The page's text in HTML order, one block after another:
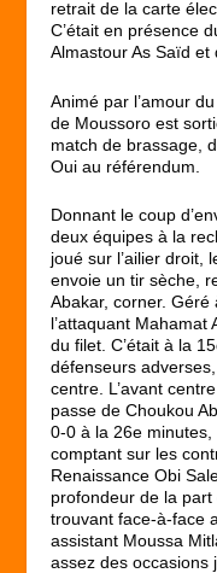
retrait de la carte
C’était en présence
Almastour As Saïd et
Animé par l’amour
de Moussoro est
match de brassage,
Oui au référendum.
Donnant le coup
deux équipes à la
joué sur l’ailier droit,
envoie un tir sèche,
Abakar, corner.
l’attaquant
du filet. C’était à la
défenseurs
centre. L’avant
passe de Choukou
0-0 à la 26e
comptant sur les
Renaissance Obi
profondeur de la
trouvant face-à-face
assistant Moussa
assez des occasions